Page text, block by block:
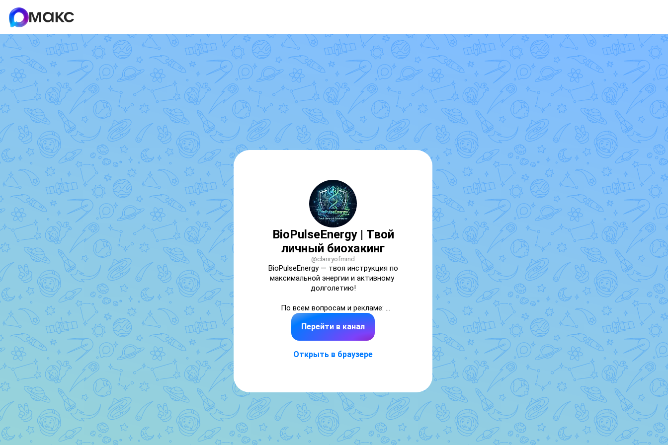
BioPulseEnergy | Твой
личный биохакинг
@clariryofmind
BioPulseEnergy — твоя инструкция по
максимальной энергии и активному
долголетию!
По всем вопросам и рекламе:
https://iimax.ru/Andrey102
Подготовлено в образовательных целях. Не
https://telega.in/channels/clariryofmind/card_max/?
r=-TOn2kORgmMI
Сервис аналитики MAX - https://maxframe.ru
Перейти в канал
Открыть в браузере